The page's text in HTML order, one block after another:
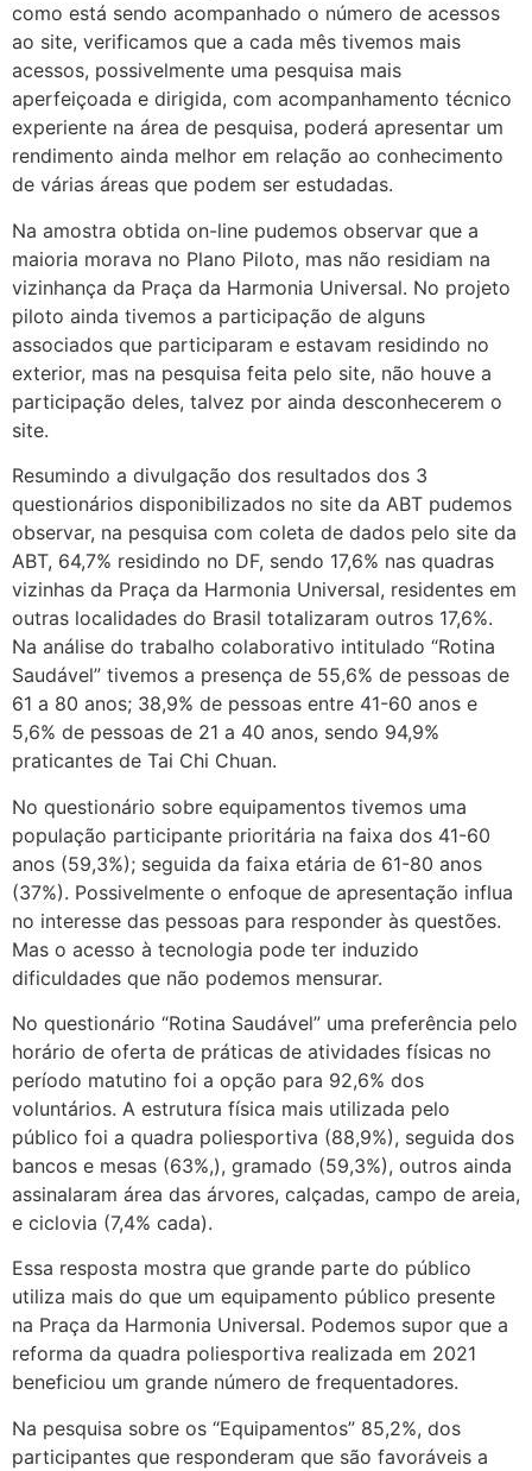
como está sendo acompanhado o número de acessos
ao site, verificamos que a cada mês tivemos mais
acessos, possivelmente uma pesquisa mais
aperfeiçoada e dirigida, com acompanhamento técnico
experiente na área de pesquisa, poderá apresentar um
rendimento ainda melhor em relação ao conhecimento
de várias áreas que podem ser estudadas.
Na amostra obtida on-line pudemos observar que a
maioria morava no Plano Piloto, mas não residiam na
vizinhança da Praça da Harmonia Universal. No projeto
piloto ainda tivemos a participação de alguns
associados que participaram e estavam residindo no
exterior, mas na pesquisa feita pelo site, não houve a
participação deles, talvez por ainda desconhecerem o
site.
Resumindo a divulgação dos resultados dos 3
questionários disponibilizados no site da ABT pudemos
observar, na pesquisa com coleta de dados pelo site da
ABT, 64,7% residindo no DF, sendo 17,6% nas quadras
vizinhas da Praça da Harmonia Universal, residentes em
outras localidades do Brasil totalizaram outros 17,6%.
Na análise do trabalho colaborativo intitulado “Rotina
Saudável” tivemos a presença de 55,6% de pessoas de
61 a 80 anos; 38,9% de pessoas entre 41-60 anos e
5,6% de pessoas de 21 a 40 anos, sendo 94,9%
praticantes de Tai Chi Chuan.
No questionário sobre equipamentos tivemos uma
população participante prioritária na faixa dos 41-60
anos (59,3%); seguida da faixa etária de 61-80 anos
(37%). Possivelmente o enfoque de apresentação influa
no interesse das pessoas para responder às questões.
Mas o acesso à tecnologia pode ter induzido
dificuldades que não podemos mensurar.
No questionário “Rotina Saudável” uma preferência pelo
horário de oferta de práticas de atividades físicas no
período matutino foi a opção para 92,6% dos
voluntários. A estrutura física mais utilizada pelo
público foi a quadra poliesportiva (88,9%), seguida dos
bancos e mesas (63%,), gramado (59,3%), outros ainda
assinalaram área das árvores, calçadas, campo de areia,
e ciclovia (7,4% cada).
Essa resposta mostra que grande parte do público
utiliza mais do que um equipamento público presente
na Praça da Harmonia Universal. Podemos supor que a
reforma da quadra poliesportiva realizada em 2021
beneficiou um grande número de frequentadores.
Na pesquisa sobre os “Equipamentos” 85,2%, dos
participantes que responderam que são favoráveis a